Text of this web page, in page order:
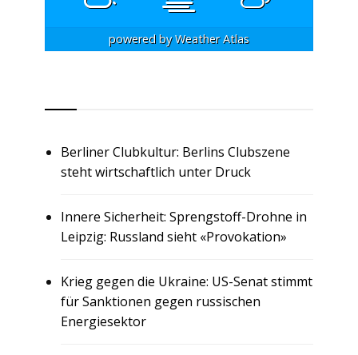
powered byWeather Atlas
Berliner Clubkultur: Berlins Clubszene
steht wirtschaftlich unter Druck
Innere Sicherheit: Sprengstoff-Drohne in
Leipzig: Russland sieht «Provokation»
Krieg gegen die Ukraine: US-Senat stimmt
für Sanktionen gegen russischen
Energiesektor